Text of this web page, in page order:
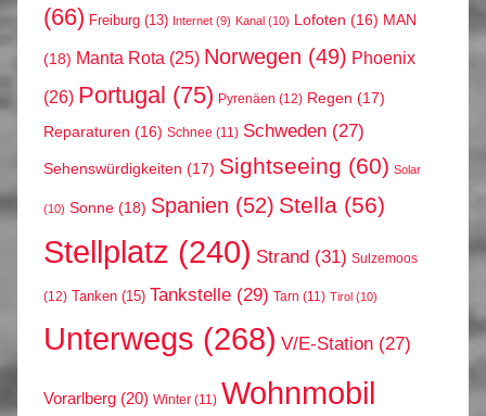
(66) Freiburg (13) Internet (9) Kanal (10) Lofoten (16) MAN
(18) Manta Rota (25) Norwegen (49) Phoenix
(26) Portugal (75) Pyrenäen (12) Regen (17)
Reparaturen (16) Schnee (11) Schweden (27)
Sehenswürdigkeiten (17) Sightseeing (60) Solar
(10) Sonne (18) Spanien (52) Stella (56)
Stellplatz (240) Strand (31) Sulzemoos
(12) Tanken (15) Tankstelle (29) Tarn (11) Tirol (10)
Unterwegs (268) V/E-Station (27)
Vorarlberg (20) Winter (11) Wohnmobil